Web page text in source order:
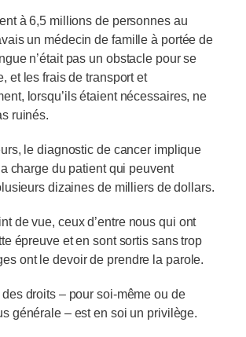
à 6,5 millions de personnes au
un médecin de famille à portée de
n’était pas un obstacle pour se
et les frais de transport et
lorsqu’ils étaient nécessaires, ne
ruinés.
le diagnostic de cancer implique
charge du patient qui peuvent
dizaines de milliers de dollars.
de vue, ceux d’entre nous qui ont
épreuve et en sont sortis sans trop
ont le devoir de prendre la parole.
des droits – pour soi-même ou de
générale – est en soi un privilège.